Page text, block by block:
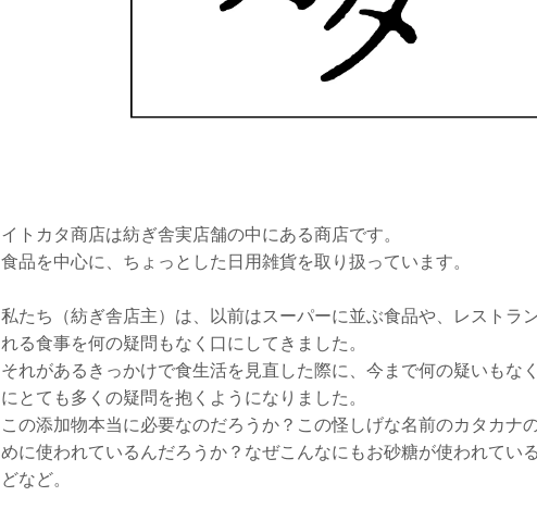
イトカタ商店は紡ぎ舎実店舗の中にある商店です。
食品を中心に、ちょっとした日用雑貨を取り扱っています。
私たち（紡ぎ舎店主）は、以前はスーパーに並ぶ食品や、レストラ
れる食事を何の疑問もなく口にしてきました。
それがあるきっかけで食生活を見直した際に、今まで何の疑いもな
にとても多くの疑問を抱くようになりました。
この添加物本当に必要なのだろうか？この怪しげな名前のカタカナ
めに使われているんだろうか？なぜこんなにもお砂糖が使われてい
どなど。